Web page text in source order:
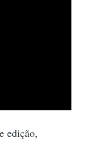
edição,